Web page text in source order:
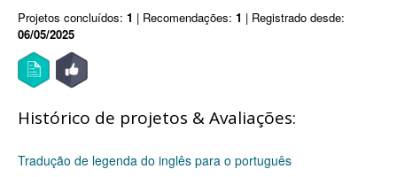
Projetos concluídos: 1 | Recomendações: 1 | Registrado desde:
06/05/2025
Histórico de projetos & Avaliações:
Tradução de legenda do inglês para o português